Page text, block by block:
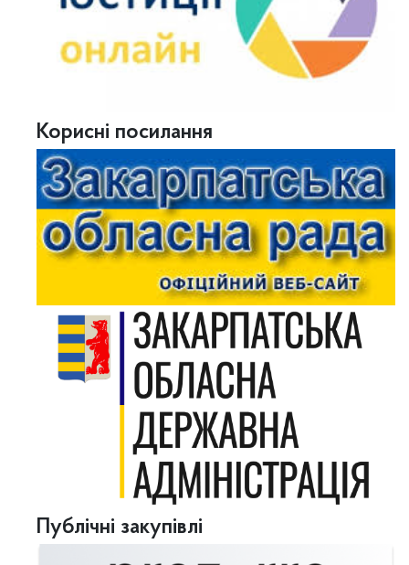
Корисні посилання
Публічні закупівлі